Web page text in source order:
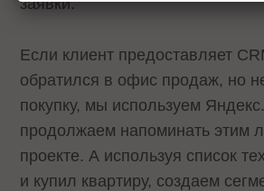
заявки.
Если клиент предоставляет
обратился в офис продаж, но
покупку, мы используем
продолжаем напоминать этим
проекте. А используя список
и купил квартиру, создаем